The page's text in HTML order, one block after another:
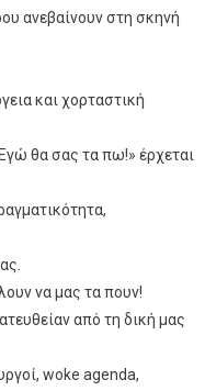
ανεβαίνουν στη σκηνή
και χορταστική
θα σας τα πω!» έρχεται
να μας τα πουν!
από τη δική μας
woke agenda,